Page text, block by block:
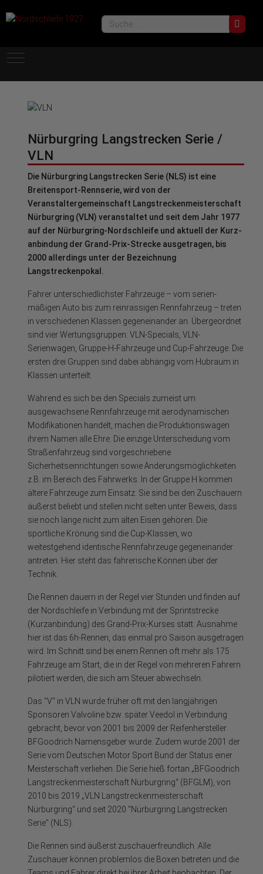
Mobile Menu Toggle
Nürburgring Langstrecken Serie /
VLN
Die Nürburgring Langstrecken Serie (NLS) ist eine
Breitensport-Rennserie, wird von der
Veranstaltergemeinschaft Langstreckenmeisterschaft
Nürburgring (VLN) veranstaltet und seit dem Jahr 1977
auf der Nürburgring-Nordschleife und aktuell der Kurz­
anbindung der Grand-Prix-Strecke ausgetragen, bis
2000 allerdings unter der Bezeich­nung
Langstreckenpokal.
Fahrer unterschiedlichster Fahrzeuge – vom serien­
mäßigen Auto bis zum reinrassigen Rennfahrzeug – treten
in verschiedenen Klassen gegen­einander an. Übergeordnet
sind vier Wertungsgruppen: VLN-Specials, VLN-
Serienwagen, Gruppe-H-Fahrzeuge und Cup-Fahrzeuge. Die
ersten drei Gruppen sind dabei abhängig vom Hubraum in
Klassen unterteilt.
Während es sich bei den Specials zumeist um
ausgewachsene Rennfahrzeuge mit aerodynamischen
Modifikationen handelt, machen die Produktionswagen
ihrem Namen alle Ehre. Die einzige Unterscheidung vom
Straßenfahrzeug sind vorgeschriebene
Sicherheitseinrichtungen sowie Änderungsmöglichkeiten
z.B. im Bereich des Fahrwerks. In der Gruppe H kommen
ältere Fahrzeuge zum Einsatz. Sie sind bei den Zuschauern
äußerst beliebt und stellen nicht selten unter Beweis, dass
sie noch lange nicht zum alten Eisen gehören. Die
sportliche Krönung sind die Cup-Klassen, wo
weitestgehend identische Rennfahrzeuge gegeneinander
antreten. Hier steht das fahrerische Können über der
Technik.
Die Rennen dauern in der Regel vier Stunden und finden auf
der Nord­schleife in Verbindung mit der Sprintstrecke
(Kurzanbindung) des Grand-Prix-Kurses statt. Ausnahme
hier ist das 6h-Rennen, das einmal pro Saison ausgetragen
wird. Im Schnitt sind bei einem Rennen oft mehr als 175
Fahrzeuge am Start, die in der Regel von mehreren Fahrern
pilotiert werden, die sich am Steuer abwechseln.
Das "V" in VLN wurde früher oft mit den langjährigen
Sponsoren Valvoline bzw. später Veedol in Verbindung
gebracht, bevor von 2001 bis 2009 der Reifenhersteller
BFGoodrich Namensgeber wurde. Zudem wurde 2001 der
Serie vom Deutschen Motor Sport Bund der Status einer
Meisterschaft verliehen. Die Serie hieß fortan „BFGoodrich
Langstreckenmeisterschaft Nürburgring“ (BFGLM), von
2010 bis 2019 „VLN Langstreckenmeisterschaft
Nürburgring“ und seit 2020 "Nürburgring Langstrecken
Serie" (NLS).
Die Rennen sind äußerst zuschauerfreundlich. Alle
Zuschauer können problemlos die Boxen betreten und die